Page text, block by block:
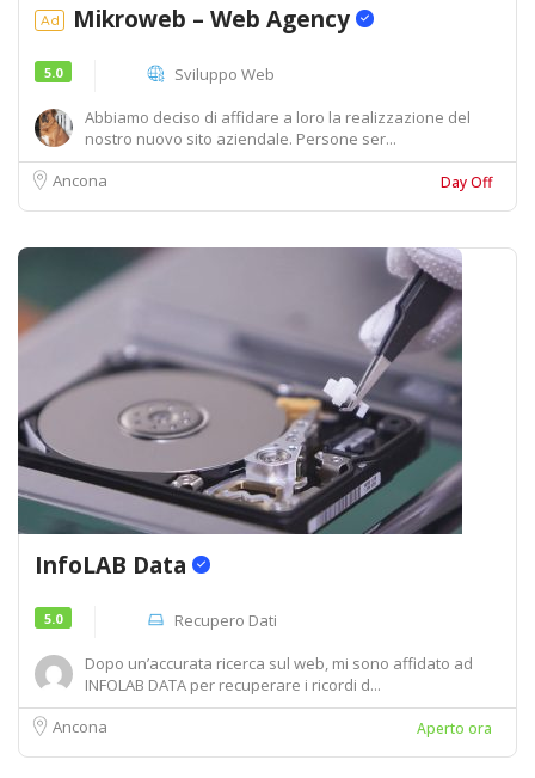
Ad Mikroweb – Web Agency
5.0
Sviluppo Web
Abbiamo deciso di affidare a loro la realizzazione del
nostro nuovo sito aziendale. Persone ser...
Ancona
Day Off
InfoLAB Data
5.0
Recupero Dati
Dopo un’accurata ricerca sul web, mi sono affidato ad
INFOLAB DATA per recuperare i ricordi d...
Ancona
Aperto ora